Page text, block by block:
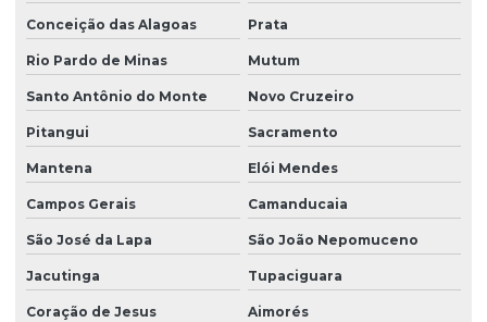
Conceição das Alagoas Prata
Rio Pardo de Minas Mutum
Santo Antônio do Monte Novo Cruzeiro
Pitangui Sacramento
Mantena Elói Mendes
Campos Gerais Camanducaia
São José da Lapa São João Nepomuceno
Jacutinga Tupaciguara
Coração de Jesus Aimorés